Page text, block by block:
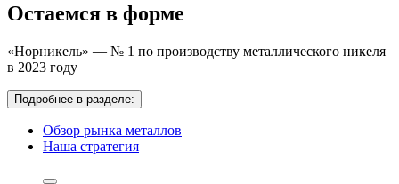
Остаемся в форме
«Норникель» — № 1 по производству металлического никеля
в 2023 году
Подробнее в разделе:
Обзор рынка металлов
Наша стратегия